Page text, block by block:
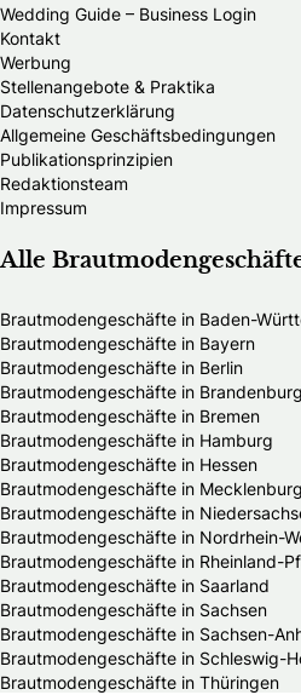
Wedding Guide – Business Login
Kontakt
Werbung
Stellenangebote & Praktika
Datenschutzerklärung
Allgemeine Geschäftsbedingungen
Publikationsprinzipien
Redaktionsteam
Impressum
Alle
Brautmodengeschäfte in Baden-
Brautmodengeschäfte in Bayern
Brautmodengeschäfte in Berlin
Brautmodengeschäfte in Brandenburg
Brautmodengeschäfte in Bremen
Brautmodengeschäfte in Hamburg
Brautmodengeschäfte in Hessen
Brautmodengeschäfte in
Brautmodengeschäfte in
Brautmodengeschäfte in Nordrhein-
Brautmodengeschäfte in Rheinland-
Brautmodengeschäfte in Saarland
Brautmodengeschäfte in Sachsen
Brautmodengeschäfte in Sachsen-
Brautmodengeschäfte in Schleswig-
Brautmodengeschäfte in Thüringen